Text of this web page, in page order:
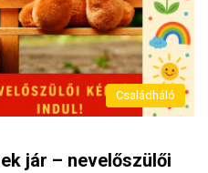
Családháló
jár – nevelőszülői